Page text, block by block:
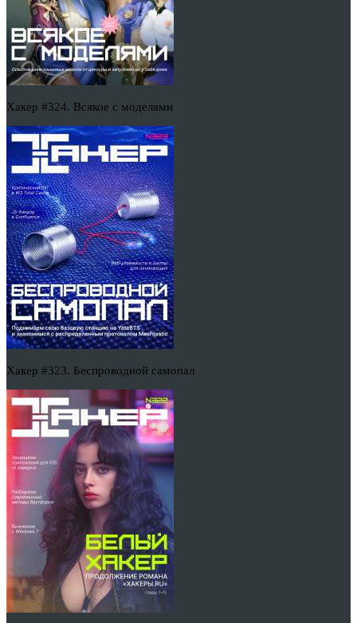
Хакер #324. Всякое с моделями
Хакер #323. Беспроводной самопал